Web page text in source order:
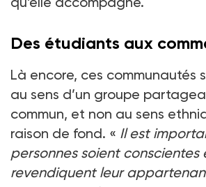
Des étudiants aux
Là encore, ces communautés
au sens d’un groupe
commun, et non au sens
raison de fond. « Il est
personnes soient conscientes
revendiquent leur